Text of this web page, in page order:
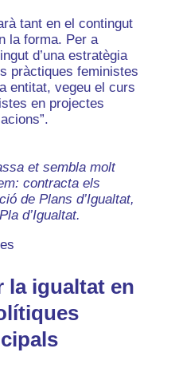
tant en el contingut
la forma. Per a
d’una estratègia
pràctiques feministes
entitat, vegeu el curs
en projectes
et sembla molt
contracta els
de Plans d’Igualtat,
d’Igualtat.
la igualtat en